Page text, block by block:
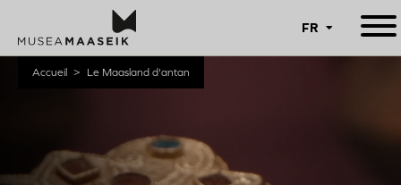
FR
Open
mobiel
Fil
Accueil Le Maasland d'antan